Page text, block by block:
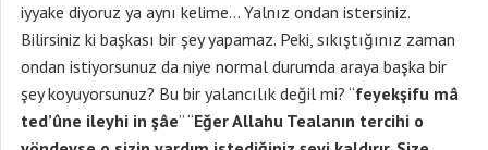
iyyake diyoruz ya aynı kelime… Yalnız ondan istersiniz.
Bilirsiniz ki başkası bir şey yapamaz. Peki, sıkıştığınız zaman
ondan istiyorsunuz da niye normal durumda araya başka bir
şey koyuyorsunuz? Bu bir yalancılık değil mi? “feyekşifu mâ
ted’ûne ileyhi in şâe” “Eğer Allahu Tealanın tercihi o